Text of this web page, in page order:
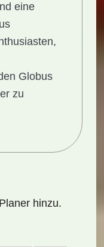
eine
Globus
zu
hinzu.